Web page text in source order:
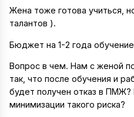
Жена тоже готова учиться,
талантов ).
Бюджет на 1-2 года
Вопрос в чем. Нам с женой
так, что после обучения и
будет получен отказ в ПМЖ?
минимизации такого риска?